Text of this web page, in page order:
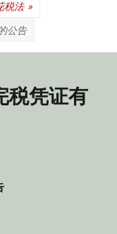
税法 »
公告
税凭证有